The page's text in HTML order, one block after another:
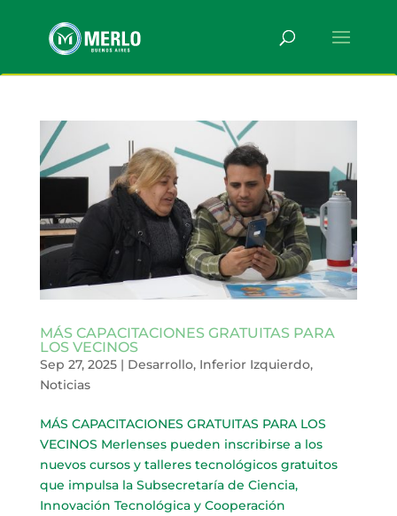
MÁS CAPACITACIONES GRATUITAS PARA
LOS VECINOS
Sep 27, 2025| Desarrollo, Inferior Izquierdo,
Noticias
MÁS CAPACITACIONES GRATUITAS PARA LOS
VECINOS Merlenses pueden inscribirse a los
nuevos cursos y talleres tecnológicos gratuitos
que impulsa la Subsecretaría de Ciencia,
Innovación Tecnológica y Cooperación